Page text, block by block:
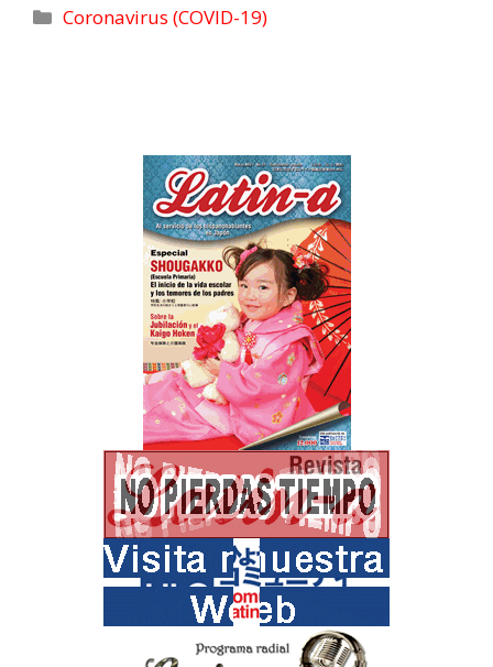
k n e
r
Coronavirus (COVID-19)